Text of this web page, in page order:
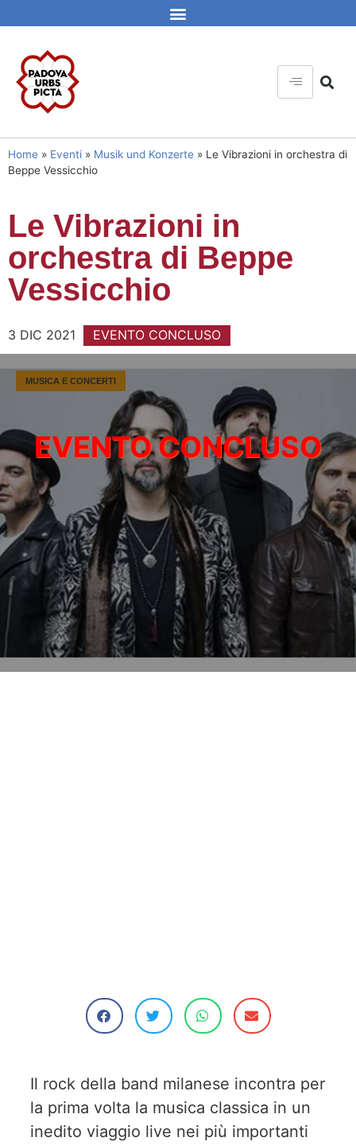
Home » Eventi » Musik und Konzerte » Le Vibrazioni in orchestra di
Beppe Vessicchio
Le Vibrazioni in
orchestra di Beppe
Vessicchio
3 DIC 2021 EVENTO CONCLUSO
MUSICA E CONCERTI
Il rock della band milanese incontra per
la prima volta la musica classica in un
inedito viaggio live nei più importanti